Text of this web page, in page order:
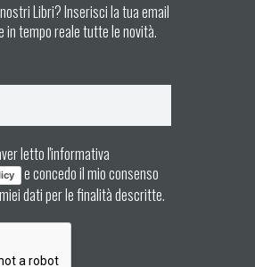
Libri? Inserisci la tua email
in tempo reale tutte le novità.
letto l'informativa
e concedo il mio consenso
dati per le finalità descritte.